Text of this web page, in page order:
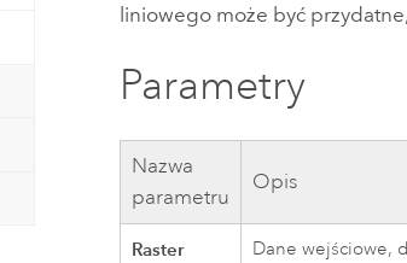
liniowego może być
Parametry
Nazwa
parametru
Opis
Raster Dane wejściowe,